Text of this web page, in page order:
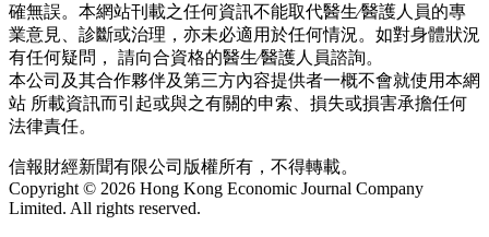
確無誤。本網站刊載之任何資訊不能取代醫生∕醫護人員的專
業意見、診斷或治理，亦未必適用於任何情況。如對身體狀況
有任何疑問， 請向合資格的醫生∕醫護人員諮詢。
本公司及其合作夥伴及第三方內容提供者一概不會就使用本網
站 所載資訊而引起或與之有關的申索、損失或損害承擔任何
法律責任。
信報財經新聞有限公司版權所有，不得轉載。
Copyright © 2026 Hong Kong Economic Journal Company
Limited. All rights reserved.